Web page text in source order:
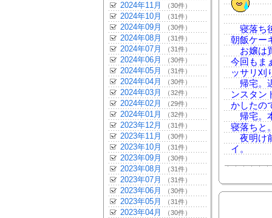
2024年11月 （30件）
2024年10月 （31件）
2024年09月 （30件）
2024年08月 （31件）
2024年07月 （31件）
2024年06月 （30件）
2024年05月 （31件）
2024年04月 （30件）
2024年03月 （32件）
2024年02月 （29件）
2024年01月 （32件）
2023年12月 （31件）
2023年11月 （30件）
2023年10月 （31件）
2023年09月 （30件）
2023年08月 （31件）
2023年07月 （31件）
2023年06月 （30件）
2023年05月 （31件）
2023年04月 （30件）
寝落ち
朝飯ケー
お嬢は
今回もま
ッサリ刈
帰宅。
ンスタン
かしたの
帰宅。
寝落ちと
夜明け
イ。